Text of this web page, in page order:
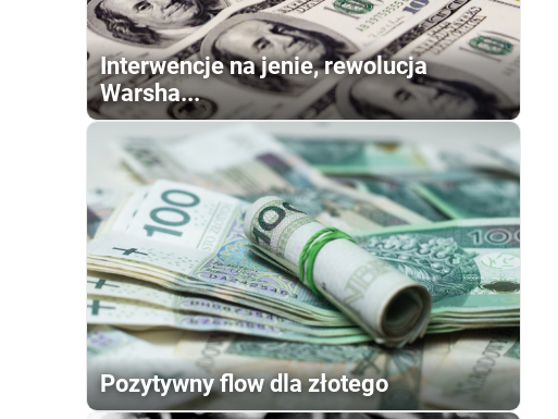
Interwencje na jenie, rewolucja
Warsha...
Pozytywny flow dla złotego